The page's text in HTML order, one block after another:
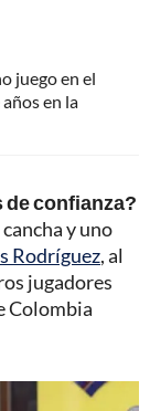
juego en el
en la
de confianza?
y uno
Rodríguez, al
jugadores
Colombia